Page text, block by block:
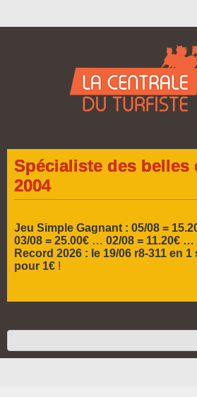
Jeu Simple Gagnant : 05/08 =
03/08 = 25.00€ … 02/08 = 11.20€
Record 2026 : le 19/06 r8-311 en
pour 1€ !